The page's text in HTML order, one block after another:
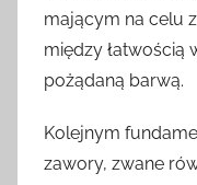
mającym na celu
między łatwością
pożądaną barwą.
Kolejnym
zawory, zwane